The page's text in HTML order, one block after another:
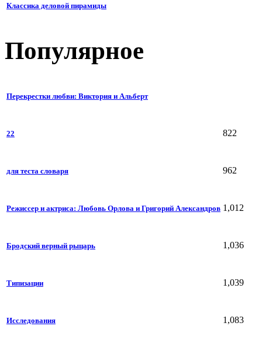
Классика деловой пирамиды
Популярное
Перекрестки любви: Виктория и Альберт
22 822
для теста словаря 962
Режиссер и актриса: Любовь Орлова и Григорий Александров 1,012
Бродский верный рыцарь 1,036
Типизации 1,039
Исследования 1,083